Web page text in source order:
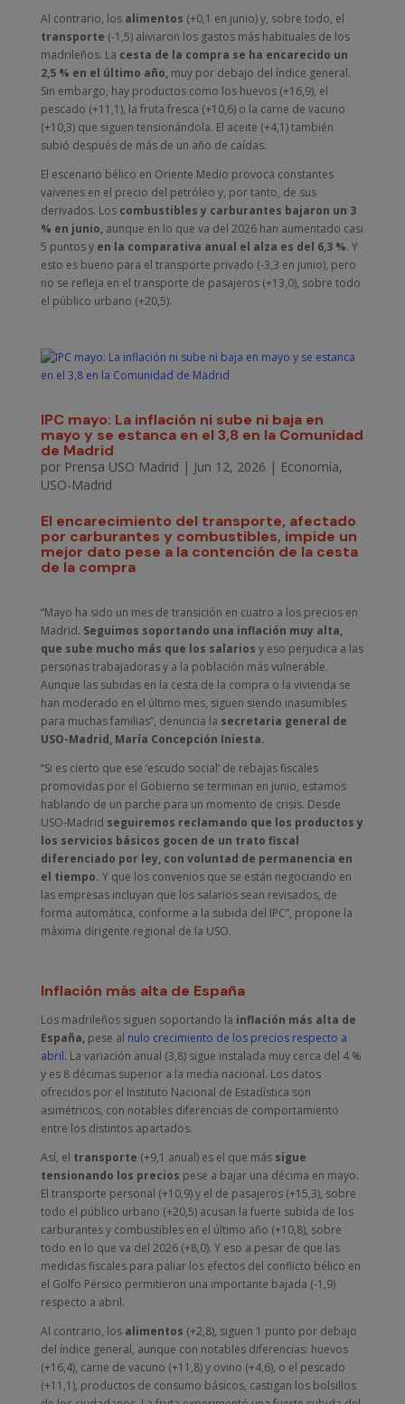
Al contrario, los alimentos (+0,1 en junio) y, sobre todo, el
transporte (-1,5) aliviaron los gastos más habituales de los
madrileños. La cesta de la compra se ha encarecido un
2,5 % en el último año,muy por debajo del índice general.
Sin embargo, hay productos como los huevos (+16,9), el
pescado (+11,1), la fruta fresca (+10,6) o la carne de vacuno
(+10,3) que siguen tensionándola. El aceite (+4,1) también
subió después de más de un año de caídas.
El escenario bélico en Oriente Medio provoca constantes
vaivenes en el precio del petróleo y, por tanto, de sus
derivados. Los combustibles y carburantes bajaron un 3
% en junio,aunque en lo que va del 2026 han aumentado casi
5 puntos y en la comparativa anual el alza es del 6,3 %. Y
esto es bueno para el transporte privado (-3,3 en junio), pero
no se refleja en el transporte de pasajeros (+13,0), sobre todo
el público urbano (+20,5).
IPC mayo: La inflación ni sube ni baja en
mayo y se estanca en el 3,8 en la Comunidad
de Madrid
por Prensa USO Madrid | Jun 12, 2026 | Economía,
USO-Madrid
El encarecimiento del transporte, afectado
por carburantes y combustibles, impide un
mejor dato pese a la contención de la cesta
de la compra
“Mayo ha sido un mes de transición en cuatro a los precios en
Madrid. Seguimos soportando una inflación muy alta,
que sube mucho más que los salarios y eso perjudica a las
personas trabajadoras y a la población más vulnerable.
Aunque las subidas en la cesta de la compra o la vivienda se
han moderado en el último mes, siguen siendo inasumibles
para muchas familias”, denuncia la secretaria general de
USO-Madrid, María Concepción Iniesta.
“Si es cierto que ese ‘escudo social’ de rebajas fiscales
promovidas por el Gobierno se terminan en junio, estamos
hablando de un parche para un momento de crisis. Desde
USO-Madrid seguiremos reclamando que los productos y
los servicios básicos gocen de un trato fiscal
diferenciado por ley, con voluntad de permanencia en
el tiempo. Y que los convenios que se están negociando en
las empresas incluyan que los salarios sean revisados, de
forma automática, conforme a la subida del IPC”, propone la
máxima dirigente regional de la USO.
Inflación más alta de España
Los madrileños siguen soportando la inflación más alta de
España,pese al nulo crecimiento de los precios respecto a
abril. La variación anual (3,8) sigue instalada muy cerca del 4 %
y es 8 décimas superior a la media nacional. Los datos
ofrecidos por el Instituto Nacional de Estadística son
asimétricos, con notables diferencias de comportamiento
entre los distintos apartados.
Así, el transporte (+9,1 anual) es el que más sigue
tensionando los precios pese a bajar una décima en mayo.
El transporte personal (+10,9) y el de pasajeros (+15,3), sobre
todo el público urbano (+20,5) acusan la fuerte subida de los
carburantes y combustibles en el último año (+10,8), sobre
todo en lo que va del 2026 (+8,0). Y eso a pesar de que las
medidas fiscales para paliar los efectos del conflicto bélico en
el Golfo Pérsico permitieron una importante bajada (-1,9)
respecto a abril.
Al contrario, los alimentos (+2,8), siguen 1 punto por debajo
del índice general, aunque con notables diferencias: huevos
(+16,4), carne de vacuno (+11,8) y ovino (+4,6), o el pescado
(+11,1), productos de consumo básicos, castigan los bolsillos